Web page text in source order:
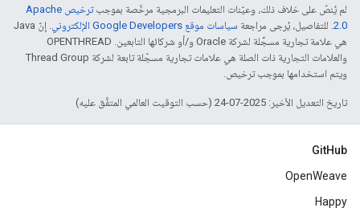
لم يُنصّ على خلاف ذلك، وعيّنات التعليمات البرمجية مرخّصة بموجب
ترخيص Apache
2.0‏. للتفاصيل، يُرجى مراجعة سياسات موقع Google Developers الإلكتروني
. إنّ Java
هي علامة تجارية مسجَّلة لشركة Oracle و/أو شركائها التابعين. ‫OPENTHREAD
والعلامات التجارية ذات الصلة هي علامات تجارية مسجّلة تابعة لشركة Thread Group
ويتم استخدامها بموجب ترخيص.
تاريخ التعديل الأخير: 2025-07-24 (حسب التوقيت العالمي المتفَّق عليه)
GitHub
OpenWeave
Happy